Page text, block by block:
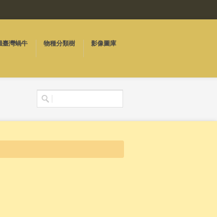
臺灣蝸牛 物種分類樹 影像圖庫
搜尋表單
搜尋